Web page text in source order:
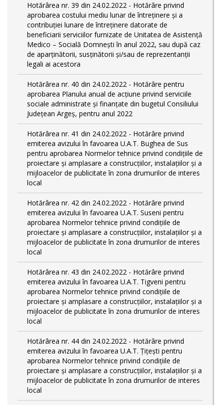
Hotărârea nr. 39 din 24.02.2022 - Hotărâre privind
aprobarea costului mediu lunar de întreținere și a
contribuției lunare de întreținere datorate de
beneficiarii serviciilor furnizate de Unitatea de Asistență
Medico – Socială Domnești în anul 2022, sau după caz
de aparținătorii, susținătorii și/sau de reprezentanții
legali ai acestora
Hotărârea nr. 40 din 24.02.2022 - Hotărâre pentru
aprobarea Planului anual de acţiune privind serviciile
sociale administrate și finanţate din bugetul Consiliului
Județean Argeş, pentru anul 2022
Hotărârea nr. 41 din 24.02.2022 - Hotărâre privind
emiterea avizului în favoarea U.A.T. Bughea de Sus
pentru aprobarea Normelor tehnice privind condiţiile de
proiectare şi amplasare a construcţiilor, instalaţiilor şi a
mijloacelor de publicitate în zona drumurilor de interes
local
Hotărârea nr. 42 din 24.02.2022 - Hotărâre privind
emiterea avizului în favoarea U.A.T. Suseni pentru
aprobarea Normelor tehnice privind condiţiile de
proiectare şi amplasare a construcţiilor, instalaţiilor şi a
mijloacelor de publicitate în zona drumurilor de interes
local
Hotărârea nr. 43 din 24.02.2022 - Hotărâre privind
emiterea avizului în favoarea U.A.T. Tigveni pentru
aprobarea Normelor tehnice privind condiţiile de
proiectare şi amplasare a construcţiilor, instalaţiilor şi a
mijloacelor de publicitate în zona drumurilor de interes
local
Hotărârea nr. 44 din 24.02.2022 - Hotărâre privind
emiterea avizului în favoarea U.A.T. Țițești pentru
aprobarea Normelor tehnice privind condiţiile de
proiectare şi amplasare a construcţiilor, instalaţiilor şi a
mijloacelor de publicitate în zona drumurilor de interes
local